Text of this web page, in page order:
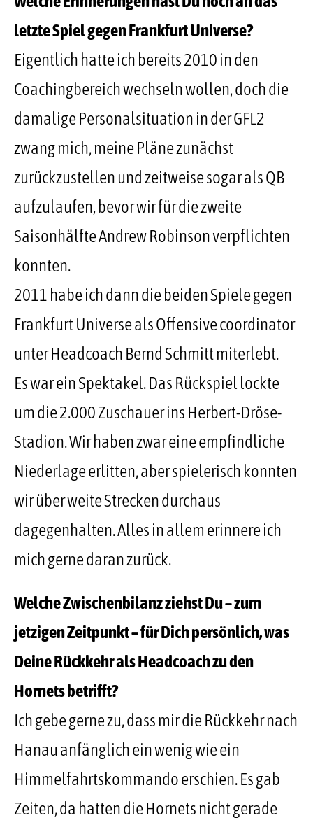
letzte Spiel gegen Frankfurt Universe?
Eigentlich hatte ich bereits 2010 in den
Coachingbereich wechseln wollen, doch die
damalige Personalsituation in der GFL2
zwang mich, meine Pläne zunächst
zurückzustellen und zeitweise sogar als QB
aufzulaufen, bevor wir für die zweite
Saisonhälfte Andrew Robinson verpflichten
konnten.
2011 habe ich dann die beiden Spiele gegen
Frankfurt Universe als Offensive coordinator
unter Headcoach Bernd Schmitt miterlebt.
Es war ein Spektakel. Das Rückspiel lockte
um die 2.000 Zuschauer ins Herbert-Dröse-
Stadion. Wir haben zwar eine empfindliche
Niederlage erlitten, aber spielerisch konnten
wir über weite Strecken durchaus
dagegenhalten. Alles in allem erinnere ich
mich gerne daran zurück.
Welche Zwischenbilanz ziehst Du – zum
jetzigen Zeitpunkt – für Dich persönlich, was
Deine Rückkehr als Headcoach zu den
Hornets betrifft?
Ich gebe gerne zu, dass mir die Rückkehr nach
Hanau anfänglich ein wenig wie ein
Himmelfahrtskommando erschien. Es gab
Zeiten, da hatten die Hornets nicht gerade